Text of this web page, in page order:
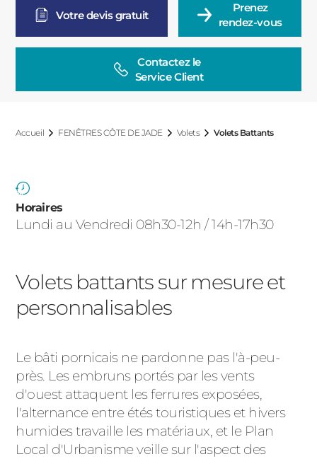
Votre devis gratuit
Prenez
rendez-vous
Contactez le
Service Client
Accueil FENÊTRES CÔTE DE JADE Volets Volets Battants
Horaires
Lundi au Vendredi 08h30-12h / 14h-17h30
Volets battants sur mesure et
personnalisables
Le bâti pornicais ne pardonne pas l'à-peu-
près. Les embruns portés par les vents
d'ouest attaquent les ferrures exposées,
l'alternance entre étés touristiques et hivers
humides travaille les matériaux, et le Plan
Local d'Urbanisme veille sur l'aspect des